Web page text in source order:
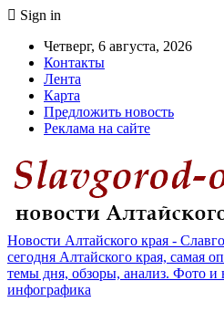
Sign in
Четверг, 6 августа, 2026
Контакты
Лента
Карта
Предложить новость
Реклама на сайте
Новости Алтайского края -
сегодня Алтайского края, самая
темы дня, обзоры, анализ. Фото и
инфографика